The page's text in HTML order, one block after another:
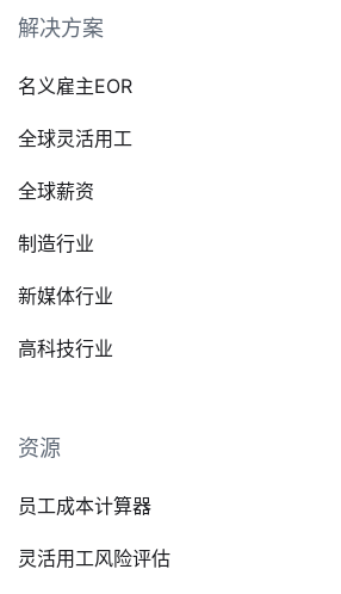
解决方案
名义雇主EOR
全球灵活用工
全球薪资
制造行业
新媒体行业
高科技行业
资源
员工成本计算器
灵活用工风险评估